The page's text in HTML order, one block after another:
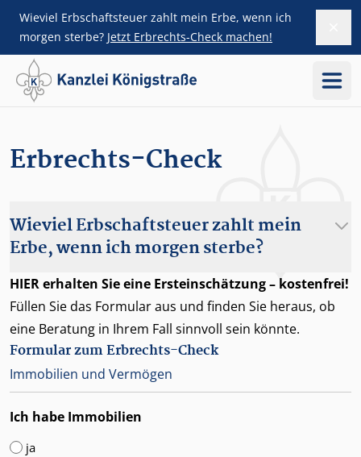
Wieviel Erbschaftsteuer zahlt mein Erbe, wenn ich
morgen sterbe? Jetzt Erbrechts-Check machen!
ZUM HAUPTINHALT SPRINGEN
Erbrechts-Check
Wieviel Erbschaftsteuer zahlt mein
Erbe, wenn ich morgen sterbe?
HIER erhalten Sie eine Ersteinschätzung – kostenfrei!
Füllen Sie das Formular aus und finden Sie heraus, ob
eine Beratung in Ihrem Fall sinnvoll sein könnte.
Formular zum Erbrechts-Check
Immobilien und Vermögen
Ich habe Immobilien
ja